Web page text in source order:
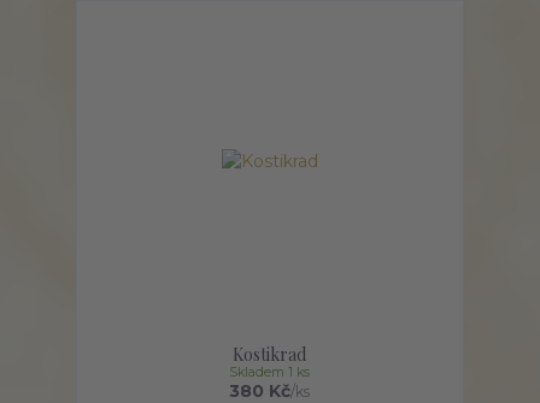
Kostikrad
380 Kč/ks
Skladem 1 ks